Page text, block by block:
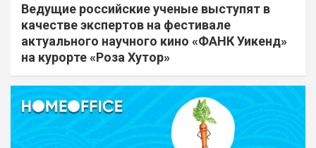
Ведущие российские ученые выступят в
качестве экспертов на фестивале
актуального научного кино «ФАНК Уикенд»
на курорте «Роза Хутор»